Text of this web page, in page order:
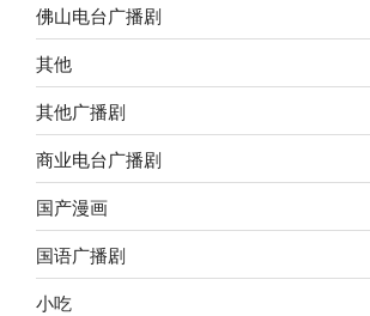
佛山电台广播剧
其他
其他广播剧
商业电台广播剧
国产漫画
国语广播剧
小吃